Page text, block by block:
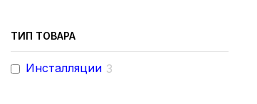
ТИП ТОВАРА
Инсталляции 3